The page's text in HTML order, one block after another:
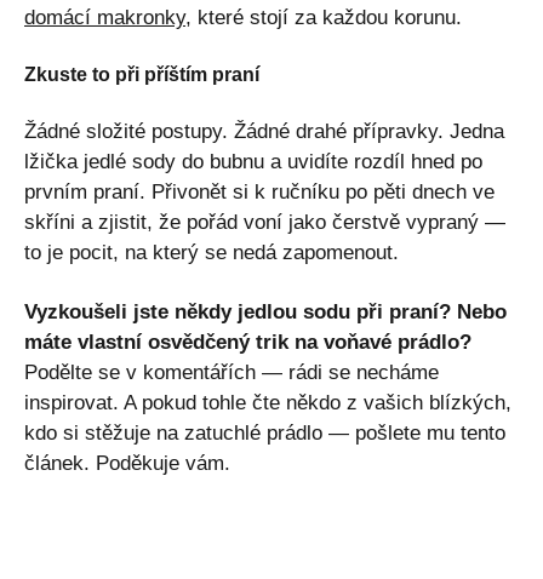
domácí makronky, které stojí za každou korunu.
Zkuste to při příštím praní
Žádné složité postupy. Žádné drahé přípravky. Jedna
lžička jedlé sody do bubnu a uvidíte rozdíl hned po
prvním praní. Přivonět si k ručníku po pěti dnech ve
skříni a zjistit, že pořád voní jako čerstvě vypraný —
to je pocit, na který se nedá zapomenout.
Vyzkoušeli jste někdy jedlou sodu při praní? Nebo
máte vlastní osvědčený trik na voňavé prádlo?
Podělte se v komentářích — rádi se necháme
inspirovat. A pokud tohle čte někdo z vašich blízkých,
kdo si stěžuje na zatuchlé prádlo — pošlete mu tento
článek. Poděkuje vám.